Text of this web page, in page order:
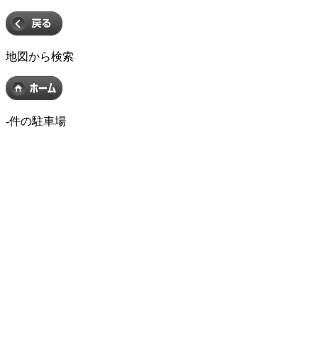
地図から検索
-件の駐車場